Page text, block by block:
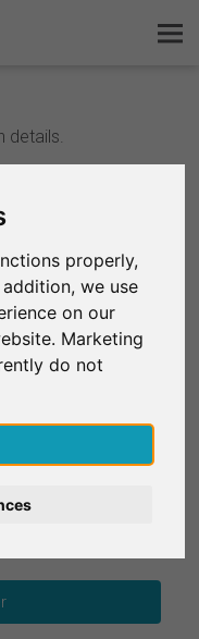
properly,
we use
on our
Marketing
do not
details.